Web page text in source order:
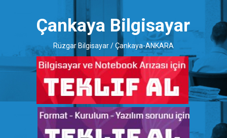
Çankaya Bilgisayar
Rüzgar Bilgisayar / Çankaya-ANKARA